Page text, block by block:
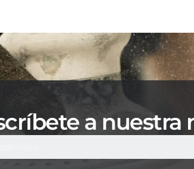
a nuestra